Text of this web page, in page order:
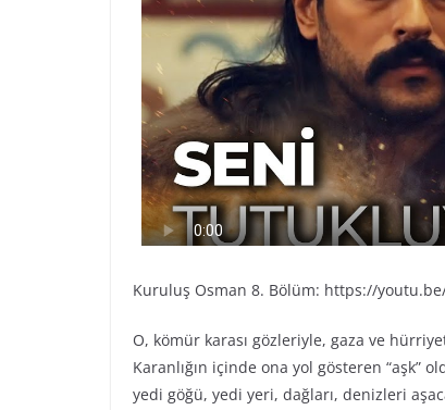
Kuruluş Osman 8. Bölüm: https://youtu.be/
O, kömür karası gözleriyle, gaza ve
Karanlığın içinde ona yol gösteren “aşk”
yedi göğü, yedi yeri, dağları, denizleri